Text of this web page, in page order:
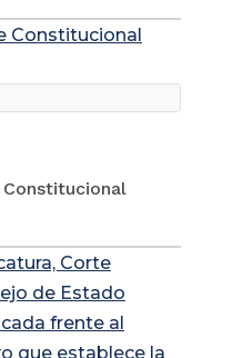
Constitucional
Corte
de Estado
frente al
que establece la